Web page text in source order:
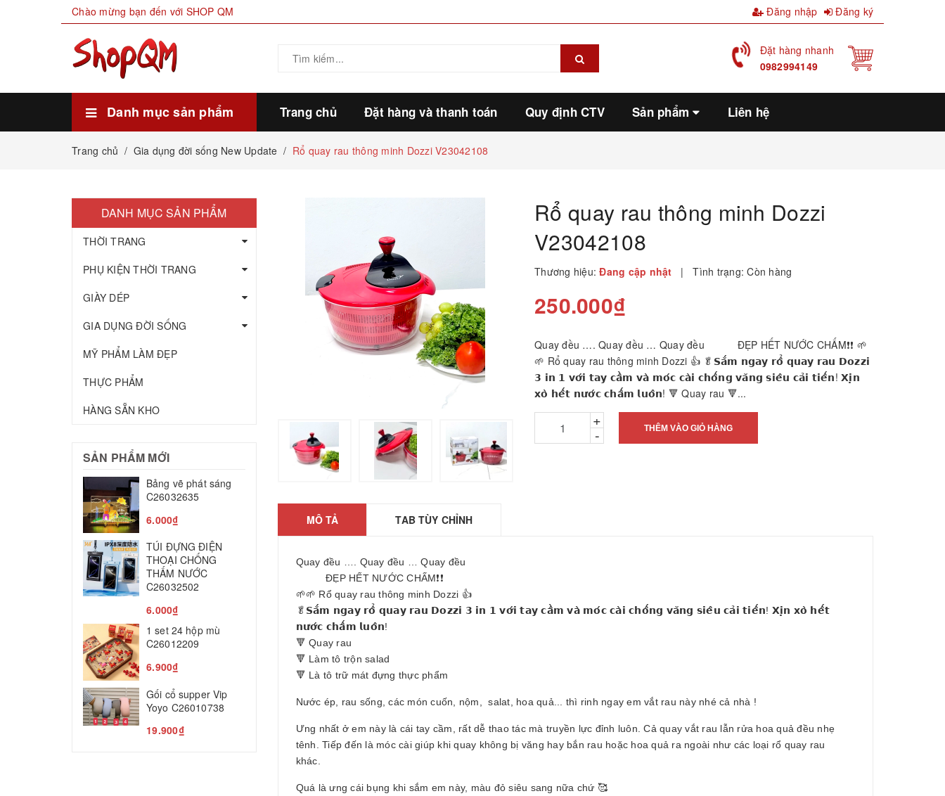
Chào mừng bạn đến với SHOP QM Đăng nhập Đăng ký
Đặt hàng nhanh
0982994149
Danh mục sản phẩm Trang chủ Đặt hàng và thanh toán Quy định CTV Sản phẩm Liên hệ
Trang chủ / Gia dụng đời sống New Update / Rổ quay rau thông minh Dozzi V23042108
Rổ quay rau thông minh Dozzi
V23042108
Thương hiệu: Đang cập nhật | Tình trạng: Còn hàng
250.000₫
Quay đều …. Quay đều … Quay đều ĐẸP HẾT NƯỚC CHẤM❗️❗️ 🌱
🌱 Rổ quay rau thông minh Dozzi 👍 🥬𝗦𝗮̆́𝗺 𝗻𝗴𝗮𝘆 𝗿𝗼̂̉ 𝗾𝘂𝗮𝘆 𝗿𝗮𝘂 𝗗𝗼𝘇𝘇𝗶
𝟯 𝗶𝗻 𝟭 𝘃𝗼̛́𝗶 𝘁𝗮𝘆 𝗰𝗮̂̀𝗺 𝘃𝗮̀ 𝗺𝗼́𝗰 𝗰𝗮̀𝗶 𝗰𝗵𝗼̂́𝗻𝗴 𝘃𝗮̆𝗻𝗴 𝘀𝗶𝗲̂𝘂 𝗰𝗮̉𝗶 𝘁𝗶𝗲̂́𝗻! 𝗫𝗶̣𝗻
𝘅𝗼̀ 𝗵𝗲̂́𝘁 𝗻𝘂̛𝗼̛́𝗰 𝗰𝗵𝗮̂́𝗺 𝗹𝘂𝗼̂𝗻! 🔻 Quay rau 🔻...
+
- THÊM VÀO GIỎ HÀNG
MÔ TẢ TAB TÙY CHỈNH
Quay đều …. Quay đều … Quay đều
ĐẸP HẾT NƯỚC CHẤM❗️❗️
🌱🌱 Rổ quay rau thông minh Dozzi 👍
🥬𝗦𝗮̆́𝗺 𝗻𝗴𝗮𝘆 𝗿𝗼̂̉ 𝗾𝘂𝗮𝘆 𝗿𝗮𝘂 𝗗𝗼𝘇𝘇𝗶 𝟯 𝗶𝗻 𝟭 𝘃𝗼̛́𝗶 𝘁𝗮𝘆 𝗰𝗮̂̀𝗺 𝘃𝗮̀ 𝗺𝗼́𝗰 𝗰𝗮̀𝗶 𝗰𝗵𝗼̂́𝗻𝗴 𝘃𝗮̆𝗻𝗴 𝘀𝗶𝗲̂𝘂 𝗰𝗮̉𝗶 𝘁𝗶𝗲̂́𝗻! 𝗫𝗶̣𝗻 𝘅𝗼̀ 𝗵𝗲̂́𝘁
𝗻𝘂̛𝗼̛́𝗰 𝗰𝗵𝗮̂́𝗺 𝗹𝘂𝗼̂𝗻!
🔻 Quay rau
🔻 Làm tô trộn salad
🔻 Là tô trữ mát đựng thực phẩm
Nước ép, rau sống, các món cuốn, nộm, salat, hoa quả... thì rinh ngay em vắt rau này nhé cả nhà !
Ưng nhất ở em này là cái tay cầm, rất dễ thao tác mà truyền lực đỉnh luôn. Cả quay vắt rau lẫn rửa hoa quả đều nhẹ
tênh. Tiếp đến là móc cài giúp khi quay không bị văng hay bắn rau hoặc hoa quả ra ngoài như các loại rổ quay rau
khác.
Quá là ưng cái bụng khi sắm em này, màu đỏ siêu sang nữa chứ 🥰
DANH MỤC SẢN PHẨM
THỜI TRANG
PHỤ KIỆN THỜI TRANG
GIÀY DÉP
GIA DỤNG ĐỜI SỐNG
MỸ PHẨM LÀM ĐẸP
THỰC PHẨM
HÀNG SẴN KHO
SẢN PHẨM MỚI
Bảng vẽ phát sáng
C26032635
6.000₫
TÚI ĐỰNG ĐIỆN
THOẠI CHỐNG
THẤM NƯỚC
C26032502
6.000₫
1 set 24 hộp mù
C26012209
6.900₫
Gối cổ supper Vip
Yoyo C26010738
19.900₫
Thảm ngải cứu hàng
C26010601
22.200₫
TỰ ĐỘNG
T25061806
85.000₫
Lược, búa massage
T25061605
50.000₫